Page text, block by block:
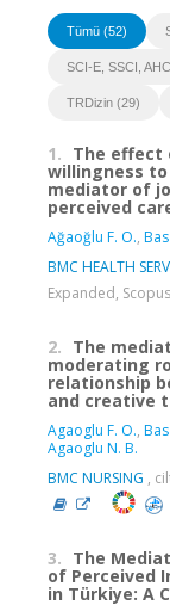
Tümü (52)
SCI-E, SSCI,
TRDizin (29)
1. The effect
willingness
mediator of
perceived
Ağaoğlu F. O.,
BMC HEALTH
Expanded,
2. The
moderating
relationship
and creative
Agaoglu F. O.,
Agaoglu N. B.
BMC NURSING ,
3. The
of Perceived
in Türkiye: A